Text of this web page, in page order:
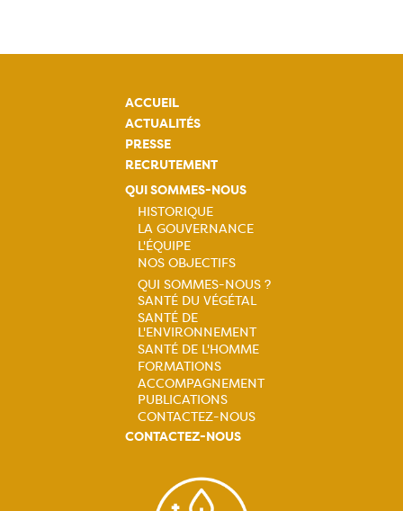
ACCUEIL
ACTUALITÉS
PRESSE
RECRUTEMENT
QUI SOMMES-NOUS
Navigation
principale
HISTORIQUE
LA GOUVERNANCE
L'ÉQUIPE
NOS OBJECTIFS
Navigation
principale
QUI SOMMES-NOUS ?
SANTÉ DU VÉGÉTAL
SANTÉ DE
L'ENVIRONNEMENT
SANTÉ DE L'HOMME
FORMATIONS
ACCOMPAGNEMENT
PUBLICATIONS
CONTACTEZ-NOUS
CONTACTEZ-NOUS